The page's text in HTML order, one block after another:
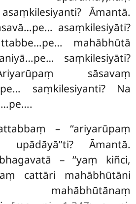
Āmantā.
asaṃkilesiyāti?
mahābhūtā
saṃkilesiyāti?
sāsavaṃ
saṃkilesiyanti? Na
– ‘‘ariyarūpaṃ
upādāyā’’ti? Āmantā.
– ‘‘yaṃ kiñci,
cattāri mahābhūtāni
mahābhūtānaṃ